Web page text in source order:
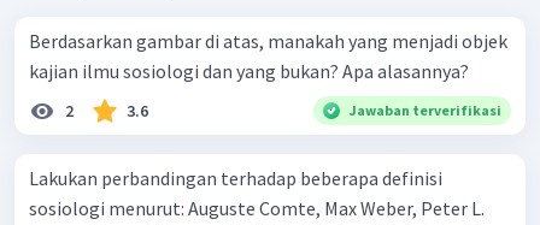
Berdasarkan gambar di atas, manakah yang menjadi objek
kajian ilmu sosiologi dan yang bukan? Apa alasannya?
2 3.6 Jawaban terverifikasi
Lakukan perbandingan terhadap beberapa definisi
sosiologi menurut: Auguste Comte, Max Weber, Peter L.